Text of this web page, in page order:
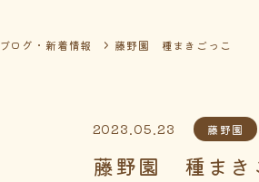
ブログ・新着情報 藤野園 種まきごっこ
2023.05.23 藤野園
藤野園 種まき